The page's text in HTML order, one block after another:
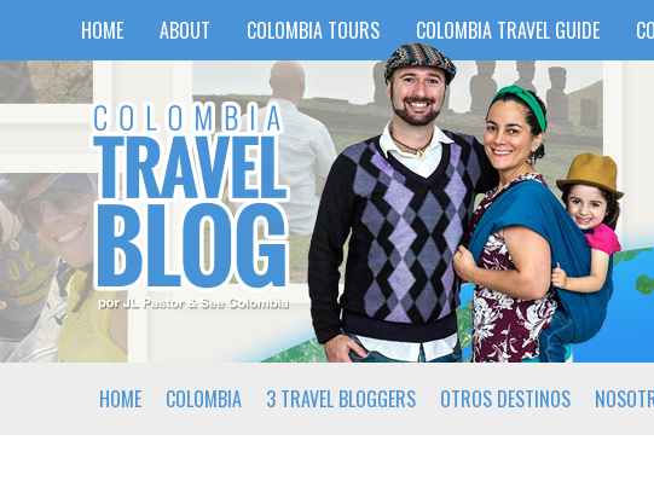
HOME ABOUT COLOMBIA TOURS COLOMBIA TRAVEL GUIDE
HOME COLOMBIA 3 TRAVEL BLOGGERS OTROS DESTINOS